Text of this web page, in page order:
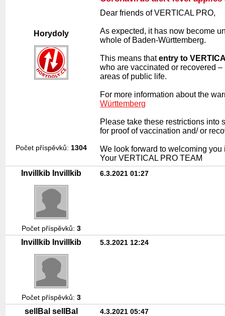
Horydoly
Dear friends of VERTICAL PRO,
As expected, it has now become
whole of Baden-Württemberg.
This means thatentry to
who are vaccinated or recovered
areas of public life.
For more information about the
Württemberg
Please take these restrictions into
for proof of vaccination and/ or
We look forward to welcoming
Your VERTICAL PRO TEAM
Počet příspěvků: 1304
Invillkib Invillkib 6.3.2021 01:27
Počet příspěvků: 3
Invillkib Invillkib 5.3.2021 12:24
Počet příspěvků: 3
sellBal sellBal 4.3.2021 05:47